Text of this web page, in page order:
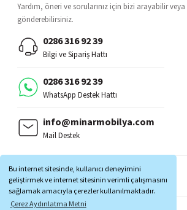
Bu internet sitesinde, kullanıcı deneyimini
geliştirmek ve internet sitesinin verimli çalışmasını
sağlamak amacıyla çerezler kullanılmaktadır.
Çerez Aydınlatma Metni
Yardım, öneri ve sorularınız için bizi arayabilir
gönderebilirsiniz.
0286 316 92 39
Bilgi ve Sipariş Hattı
0286 316 92 39
WhatsApp Destek Hattı
info@minarmobilya.com
Mail Destek
MOBİL UYGULAMALAR: